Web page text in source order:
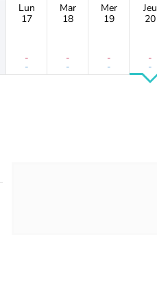
Lun
17
-
-
Mar
18
-
-
Mer
19
-
-
Jeu
20
-
-